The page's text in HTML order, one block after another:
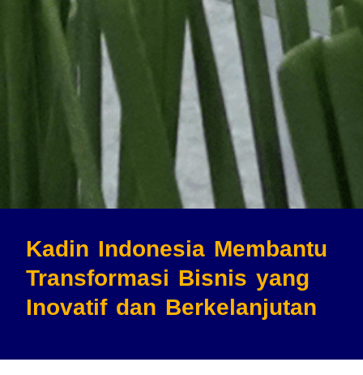
Kadin Indonesia Membantu
Transformasi Bisnis yang
Inovatif dan Berkelanjutan